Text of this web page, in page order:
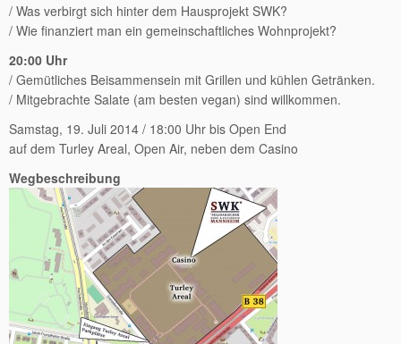
/ Was verbirgt sich hinter dem Hausprojekt SWK?
/ Wie finanziert man ein gemeinschaftliches Wohnprojekt?
20:00 Uhr
/ Gemütliches Beisammensein mit Grillen und kühlen Getränken.
/ Mitgebrachte Salate (am besten vegan) sind willkommen.
Samstag, 19. Juli 2014 / 18:00 Uhr bis Open End
auf dem Turley Areal, Open Air, neben dem Casino
Wegbeschreibung